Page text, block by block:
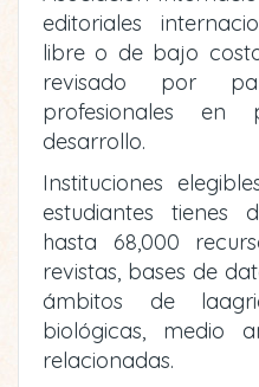
editoriales
libre o de bajo
revisado por
profesionales
desarrollo.
Instituciones
estudiantes tienes
hasta 68,000
revistas, bases de
ámbitos de
biológicas, medio
relacionadas.